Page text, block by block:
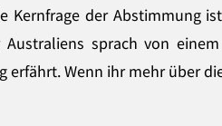
Kernfrage der Abstimmung
sprach von
Wenn ihr mehr über